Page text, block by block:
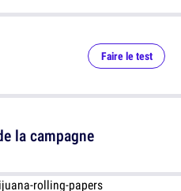
Faire le test
la campagne